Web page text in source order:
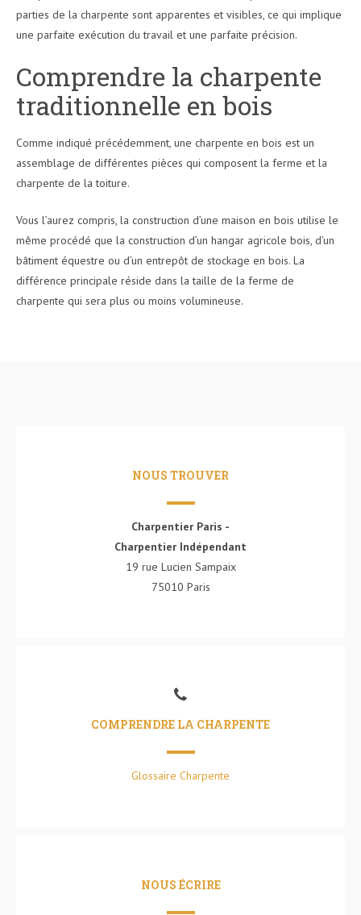
parties de la charpente sont apparentes et visibles, ce qui implique
une parfaite exécution du travail et une parfaite précision.
Comprendre la charpente
traditionnelle en bois
Comme indiqué précédemment, une charpente en bois est un
assemblage de différentes pièces qui composent la ferme et la
charpente de la toiture.
Vous l’aurez compris, la construction d’une maison en bois utilise le
même procédé que la construction d’un hangar agricole bois, d’un
bâtiment équestre ou d’un entrepôt de stockage en bois. La
différence principale réside dans la taille de la ferme de
charpente qui sera plus ou moins volumineuse.
NOUS TROUVER
Charpentier Paris -
Charpentier Indépendant
19 rue Lucien Sampaix
75010 Paris
COMPRENDRE LA CHARPENTE
Glossaire Charpente
NOUS ÉCRIRE